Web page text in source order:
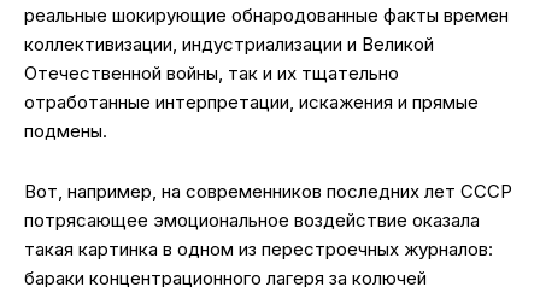
реальные шокирующие обнародованные факты времен
коллективизации, индустриализации и Великой
Отечественной войны, так и их тщательно
отработанные интерпретации, искажения и прямые
подмены.
Вот, например, на современников последних лет СССР
потрясающее эмоциональное воздействие оказала
такая картинка в одном из перестроечных журналов:
бараки концентрационного лагеря за колючей